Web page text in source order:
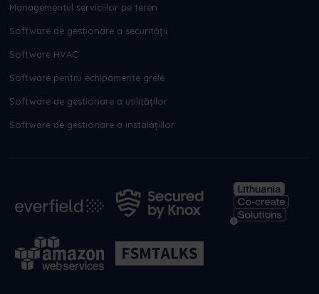
Managementul serviciilor pe teren
Software de gestionare a securității
Software HVAC
Software pentru echipamente grele
Software de gestionare a utilităților
Software de gestionare a instalațiilor